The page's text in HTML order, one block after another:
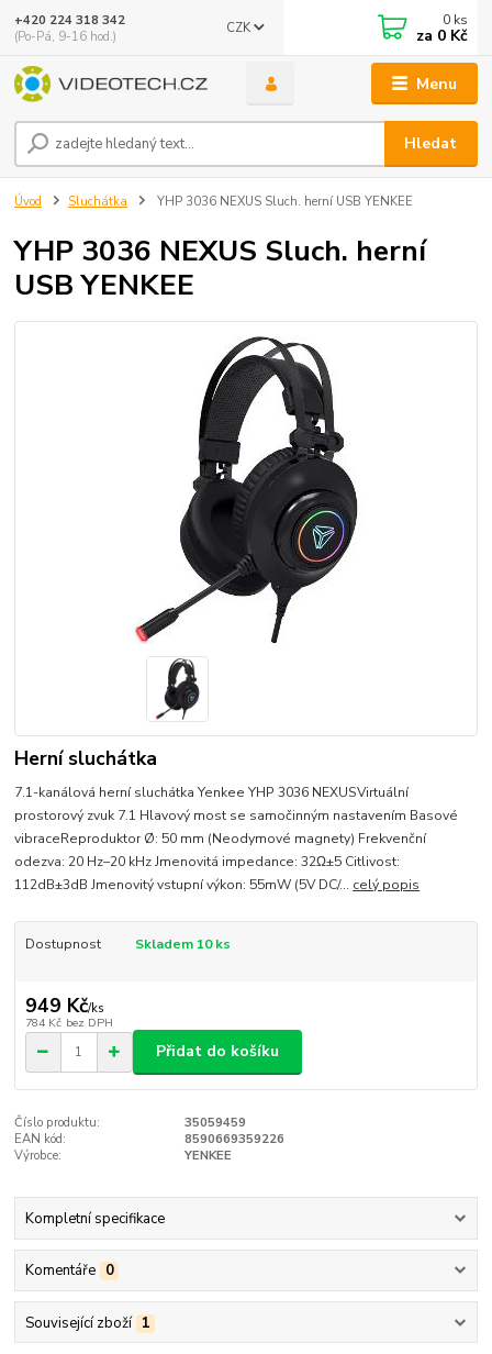
Menu
CZK
Hledat
+420 224 318 342
(Po-Pá, 9-16 hod.)
0 ks
za 0 Kč
Úvod Sluchátka YHP 3036 NEXUS Sluch. herní USB YENKEE
YHP 3036 NEXUS Sluch. herní
USB YENKEE
Herní sluchátka
7.1-kanálová herní sluchátka Yenkee YHP 3036 NEXUSVirtuální
prostorový zvuk 7.1 Hlavový most se samočinným nastavením Basové
vibraceReproduktor Ø: 50 mm (Neodymové magnety) Frekvenční
odezva: 20 Hz–20 kHz Jmenovitá impedance: 32Ω±5 Citlivost:
112dB±3dB Jmenovitý vstupní výkon: 55mW (5V DC/... celý popis
Dostupnost Skladem 10 ks
949 Kč/ks
784 Kč bez DPH
Přidat do košíku
Číslo produktu:
35059459
EAN kód:
8590669359226
Výrobce:
YENKEE
Kompletní specifikace
Komentáře 0
Související zboží 1